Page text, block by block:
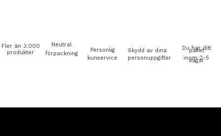
Fler än 3.000
produkter
Neutral
förpackning
Personlig
kunservice
Skydd av dina
personuppgifter
Du har ditt
paket
inom 2-5
dagar